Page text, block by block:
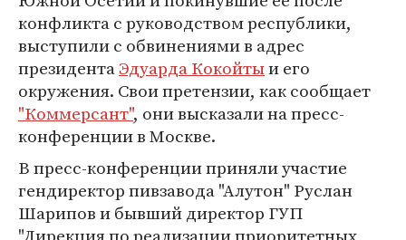
конфликта с руководством республики,
выступили с обвинениями в адрес
президентаЭдуарда Кокойтыи его
окружения. Свои претензии, как сообщает
"Коммерсант", они высказали на пресс-
конференции в Москве.
В пресс-конференции приняли участие
гендиректор пивзавода "Алутон" Руслан
Шарипов и бывший директор ГУП